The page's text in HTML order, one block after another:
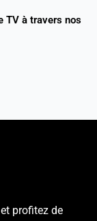
TV à travers nos
profitez de